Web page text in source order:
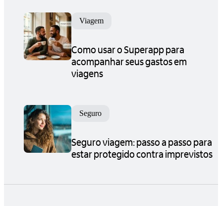
Viagem
Como usar o Superapp para
acompanhar seus gastos em
viagens
Seguro
Seguro viagem: passo a passo para
estar protegido contra imprevistos